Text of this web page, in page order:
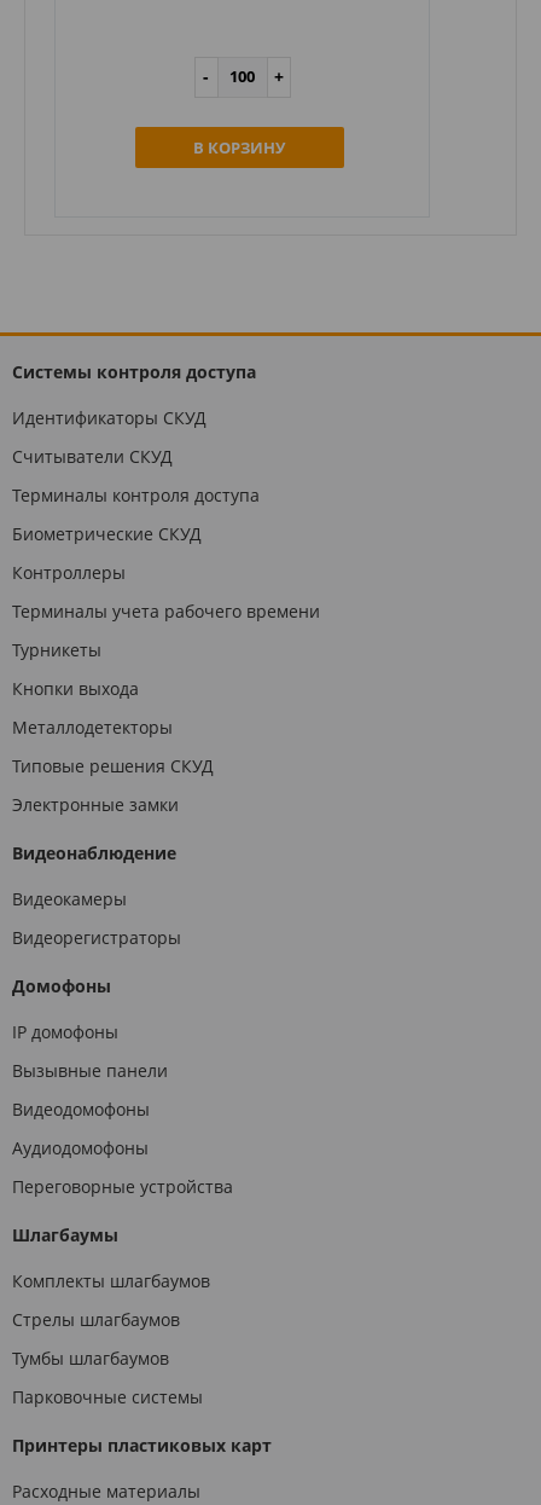
В КОРЗИНУ
Системы контроля доступа
Идентификаторы СКУД
Считыватели СКУД
Терминалы контроля доступа
Биометрические СКУД
Контроллеры
Терминалы учета рабочего времени
Турникеты
Кнопки выхода
Металлодетекторы
Типовые решения СКУД
Электронные замки
Видеонаблюдение
Видеокамеры
Видеорегистраторы
Домофоны
IP домофоны
Вызывные панели
Видеодомофоны
Аудиодомофоны
Переговорные устройства
Шлагбаумы
Комплекты шлагбаумов
Стрелы шлагбаумов
Тумбы шлагбаумов
Парковочные системы
Принтеры пластиковых карт
Расходные материалы